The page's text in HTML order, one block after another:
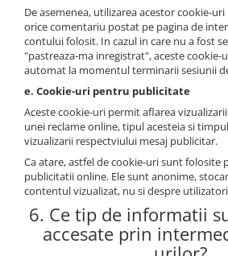
De asemenea, utilizarea acestor cookie-
orice comentariu postat pe pagina de
contului folosit. In cazul in care nu a fost
"pastreaza-ma inregistrat", aceste cookie-
automat la momentul terminarii sesiunii
e. Cookie-uri pentru publicitate
Aceste cookie-uri permit aflarea
unei reclame online, tipul acesteia si
vizualizarii respectviului mesaj publicitar.
Ca atare, astfel de cookie-uri sunt folosite
publicitatii online. Ele sunt anonime,
contentul vizualizat, nu si despre
6. Ce tip de informatii
accesate prin